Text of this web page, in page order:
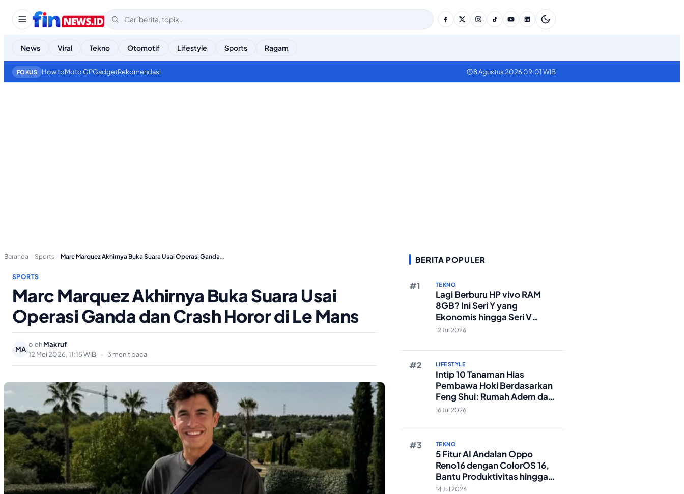
News Viral Tekno Otomotif Lifestyle Sports Ragam
FOKUS How toMoto GPGadgetRekomendasi 8 Agustus 2026 09:01 WIB
Beranda Sports Marc Marquez Akhirnya Buka Suara Usai Operasi Ganda…
SPORTS
Marc Marquez Akhirnya Buka Suara Usai
Operasi Ganda dan Crash Horor di Le Mans
MA
olehMakruf
12 Mei 2026, 11:15 WIB
• 3 menit baca
BERITA POPULER
TEKNO
Lagi Berburu HP vivo RAM
8GB? Ini Seri Y yang
Ekonomis hingga Seri V
Berstandar Militer!
12 Jul 2026
LIFESTYLE
Intip 10 Tanaman Hias
Pembawa Hoki Berdasarkan
Feng Shui: Rumah Adem dan
Rezeki Lancar!
16 Jul 2026
TEKNO
5 Fitur AI Andalan Oppo
Reno16 dengan ColorOS 16,
Bantu Produktivitas hingga
Edit Foto Lebih Praktis
14 Jul 2026